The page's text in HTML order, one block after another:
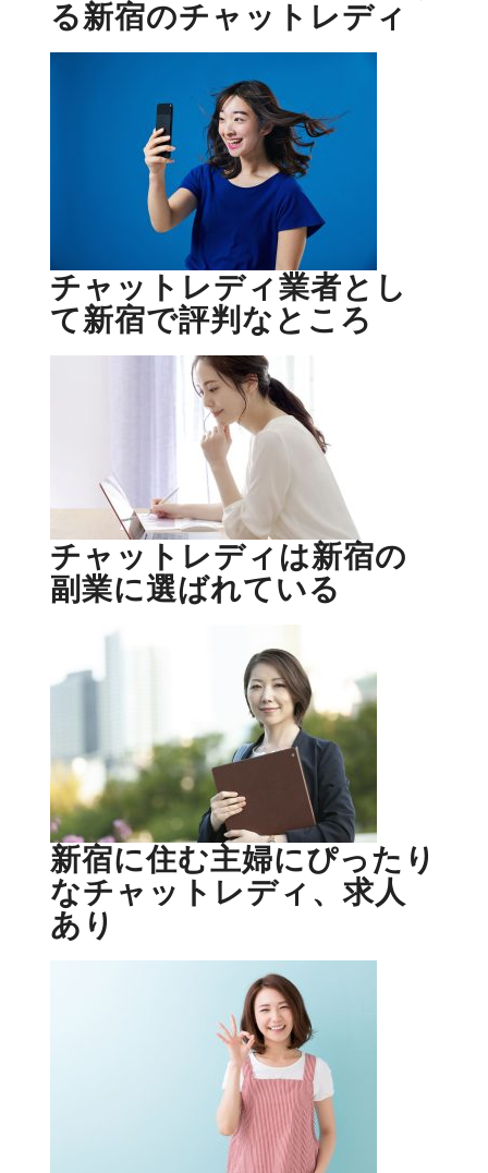
る新宿のチャットレディ
チャットレディ業者とし
て新宿で評判なところ
チャットレディは新宿の
副業に選ばれている
新宿に住む主婦にぴったり
なチャットレディ、求人
あり